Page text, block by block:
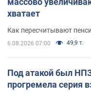
хватает
Как пересчитывают
6.08.2026 07:00 49,9 т.
Под атакой был
прогремела серия